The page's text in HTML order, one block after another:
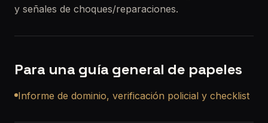
y señales de choques/reparaciones.
Para una guía general de papeles
Informe de dominio, verificación policial y checklist